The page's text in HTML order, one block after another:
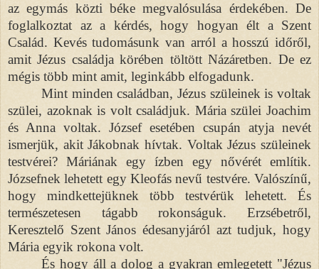
az egymás közti béke megvalósulása érdekében. De
foglalkoztat az a kérdés, hogy hogyan élt a Szent
Család. Kevés tudomásunk van arról a hosszú időről,
amit Jézus családja körében töltött Názáretben. De ez
mégis több mint amit, leginkább elfogadunk.
Mint minden családban, Jézus szüleinek is voltak
szülei, azoknak is volt családjuk. Mária szülei Joachim
és Anna voltak. József esetében csupán atyja nevét
ismerjük, akit Jákobnak hívtak. Voltak Jézus szüleinek
testvérei? Máriának egy ízben egy nővérét említik.
Józsefnek lehetett egy Kleofás nevű testvére. Valószínű,
hogy mindkettejüknek több testvérük lehetett. És
természetesen tágabb rokonságuk. Erzsébetről,
Keresztelő Szent János édesanyjáról azt tudjuk, hogy
Mária egyik rokona volt.
És hogy áll a dolog a gyakran emlegetett "Jézus